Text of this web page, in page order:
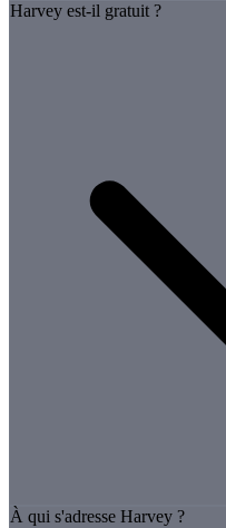
Harvey est-il gratuit ?
À qui s'adresse Harvey ?